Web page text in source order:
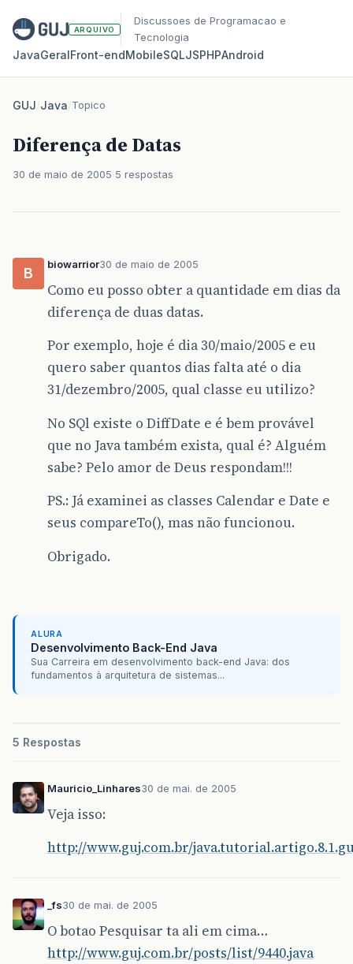
ARQUIVO
Discussoes de Programacao e
Tecnologia
JavaGeralFront‑endMobileSQLJSPHPAndroid
GUJ/Java/Topico
Diferença de Datas
30 de maio de 2005 5 respostas
B
biowarrior30 de maio de 2005
Como eu posso obter a quantidade em dias da
diferença de duas datas.
Por exemplo, hoje é dia 30/maio/2005 e eu
quero saber quantos dias falta até o dia
31/dezembro/2005, qual classe eu utilizo?
No SQl existe o DiffDate e é bem provável
que no Java também exista, qual é? Alguém
sabe? Pelo amor de Deus respondam!!!
PS.: Já examinei as classes Calendar e Date e
seus compareTo(), mas não funcionou.
Obrigado.
ALURA
Desenvolvimento Back-End Java
Sua Carreira em desenvolvimento back-end Java: dos
fundamentos à arquitetura de sistemas...
5 Respostas
Mauricio_Linhares30 de mai. de 2005
Veja isso:
http://www.guj.com.br/
_fs30 de mai. de 2005
O botao Pesquisar ta ali em cima…
http://www.guj.com.br/posts/list/9440.java